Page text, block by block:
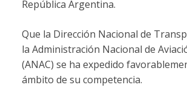
República Argentina.
Que la Dirección Nacional de
la Administración Nacional de
(ANAC) se ha expedido
ámbito de su competencia.